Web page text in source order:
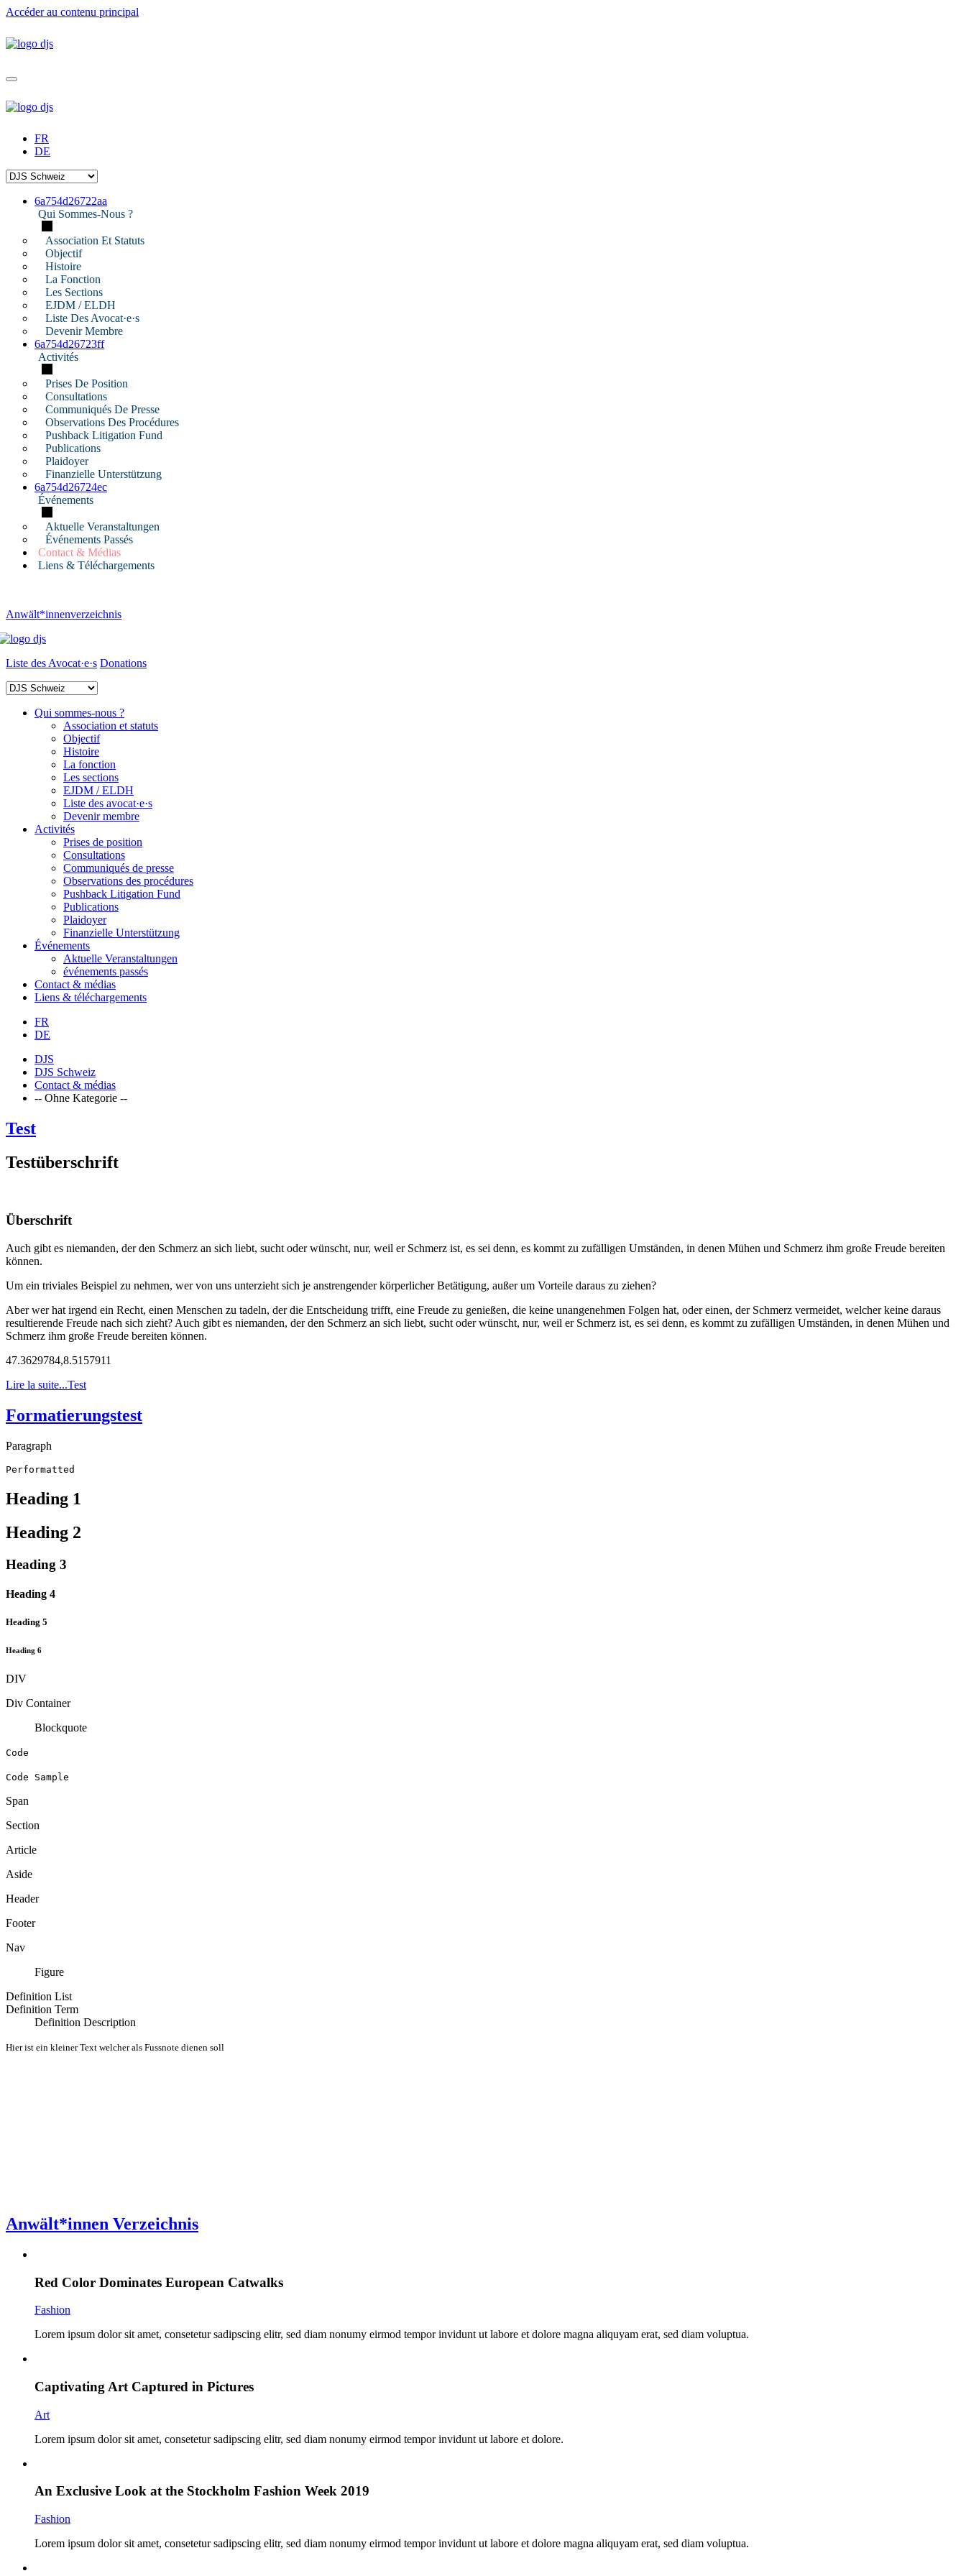
Accéder au contenu principal
FR
DE
6a754d26722aa
Qui Sommes-Nous ?
Association Et Statuts
Objectif
Histoire
La Fonction
Les Sections
EJDM / ELDH
Liste Des Avocat·e·s
Devenir Membre
6a754d26723ff
Activités
Prises De Position
Consultations
Communiqués De Presse
Observations Des Procédures
Pushback Litigation Fund
Publications
Plaidoyer
Finanzielle Unterstützung
6a754d26724ec
Événements
Aktuelle Veranstaltungen
Événements Passés
Contact & Médias
Liens & Téléchargements
Anwält*innenverzeichnis
Liste des Avocat·e·s Donations
Qui sommes-nous ?
Association et statuts
Objectif
Histoire
La fonction
Les sections
EJDM / ELDH
Liste des avocat·e·s
Devenir membre
Activités
Prises de position
Consultations
Communiqués de presse
Observations des procédures
Pushback Litigation Fund
Publications
Plaidoyer
Finanzielle Unterstützung
Événements
Aktuelle Veranstaltungen
événements passés
Contact & médias
Liens & téléchargements
FR
DE
DJS
DJS Schweiz
Contact & médias
-- Ohne Kategorie --
Test
Testüberschrift
Überschrift
Auch gibt es niemanden, der den Schmerz an sich liebt, sucht oder wünscht, nur, weil er Schmerz ist, es sei denn, es kommt zu zufälligen Umständen, in denen Mühen und Schmerz ihm große Freude bereiten
können.
Um ein triviales Beispiel zu nehmen, wer von uns unterzieht sich je anstrengender körperlicher Betätigung, außer um Vorteile daraus zu ziehen?
Aber wer hat irgend ein Recht, einen Menschen zu tadeln, der die Entscheidung trifft, eine Freude zu genießen, die keine unangenehmen Folgen hat, oder einen, der Schmerz vermeidet, welcher keine daraus
resultierende Freude nach sich zieht? Auch gibt es niemanden, der den Schmerz an sich liebt, sucht oder wünscht, nur, weil er Schmerz ist, es sei denn, es kommt zu zufälligen Umständen, in denen Mühen und
Schmerz ihm große Freude bereiten können.
47.3629784,8.5157911
Lire la suite...Test
Formatierungstest
Paragraph
Performatted
Heading 1
Heading 2
Heading 3
Heading 4
Heading 5
Heading 6
DIV
Div Container
Blockquote
Code
Code Sample
Span
Section
Article
Aside
Header
Footer
Nav
Figure
Definition List
Definition Term
Definition Description
Hier ist ein kleiner Text welcher als Fussnote dienen soll
Anwält*innen Verzeichnis
Red Color Dominates European Catwalks
Fashion
Lorem ipsum dolor sit amet, consetetur sadipscing elitr, sed diam nonumy eirmod tempor invidunt ut labore et dolore magna aliquyam erat, sed diam voluptua.
Captivating Art Captured in Pictures
Art
Lorem ipsum dolor sit amet, consetetur sadipscing elitr, sed diam nonumy eirmod tempor invidunt ut labore et dolore.
An Exclusive Look at the Stockholm Fashion Week 2019
Fashion
Lorem ipsum dolor sit amet, consetetur sadipscing elitr, sed diam nonumy eirmod tempor invidunt ut labore et dolore magna aliquyam erat, sed diam voluptua.